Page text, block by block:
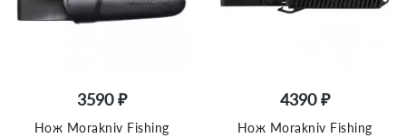
3590 ₽
Нож Morakniv Fishing
4390 ₽
Нож Morakniv Fishing